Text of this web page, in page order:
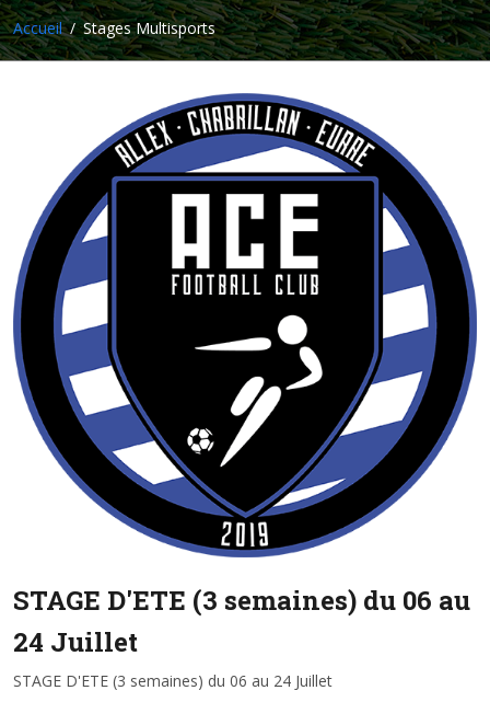
Accueil Stages Multisports
STAGE D'ETE (3 semaines) du 06 au
24 Juillet
STAGE D'ETE (3 semaines) du 06 au 24 Juillet